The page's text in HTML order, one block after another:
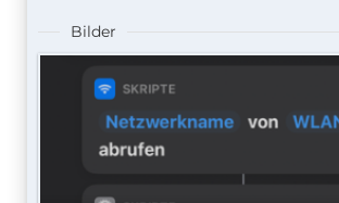
Bilder